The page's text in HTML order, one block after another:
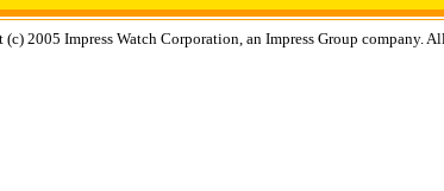
2005 Impress Watch Corporation, an Impress Group company.